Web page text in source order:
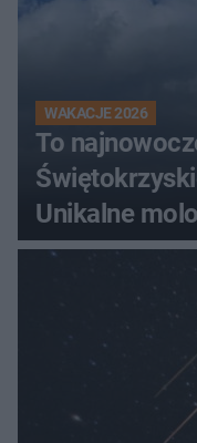
WAKACJE 2026
To
Unikalne